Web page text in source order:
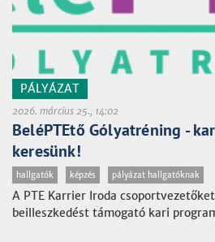
PÁLYÁZAT
2026. március 25., 14:02
BeléPTEtő Gólyatréning -
keresünk!
hallgatók képzés pályázat hallgatóknak
A PTE Karrier Iroda
beilleszkedést támogató kari